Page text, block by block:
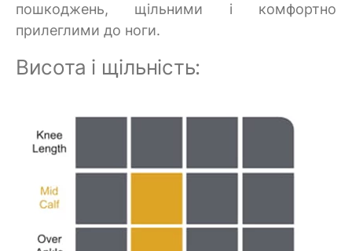
пошкоджень, щільними і комфортно
прилеглими до ноги.
Висота і щільність: